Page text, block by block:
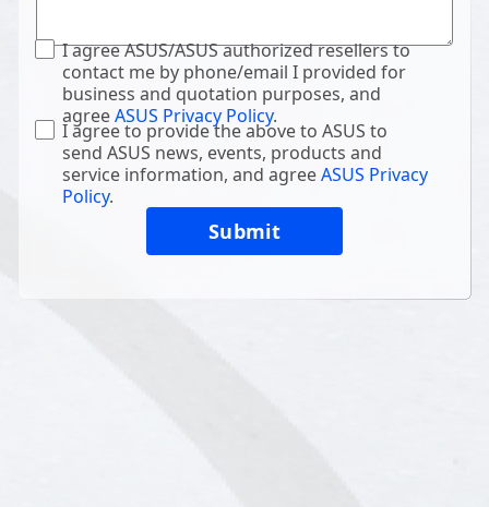
I agree ASUS/ASUS authorized resellers to
contact me by phone/email I provided for
business and quotation purposes, and
agreeASUS Privacy Policy.
I agree to provide the above to ASUS to
send ASUS news, events, products and
service information, and agreeASUS Privacy
Policy.